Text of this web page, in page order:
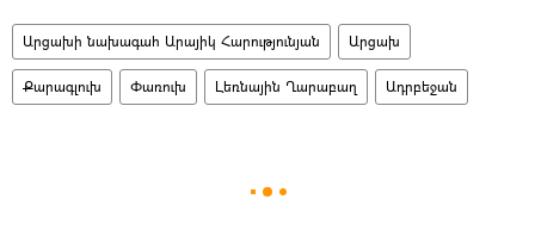
Արցախի նախագահ Արայիկ Հարությունյան Արցախ
Քարագլուխ Փառուխ Լեռնային Ղարաբաղ Ադրբեջան